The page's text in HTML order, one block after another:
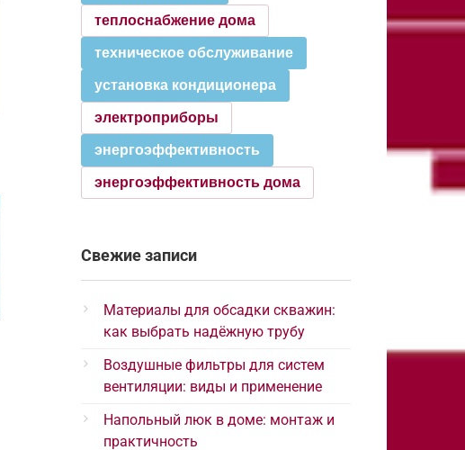
теплоснабжение дома
техническое обслуживание
установка кондиционера
электроприборы
энергоэффективность
энергоэффективность дома
Свежие записи
Материалы для обсадки скважин:
как выбрать надёжную трубу
Воздушные фильтры для систем
вентиляции: виды и применение
Напольный люк в доме: монтаж и
практичность